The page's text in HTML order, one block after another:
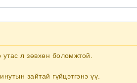
утас л зөвхөн боломжтой.
зайтай гүйцэтгэнэ үү.